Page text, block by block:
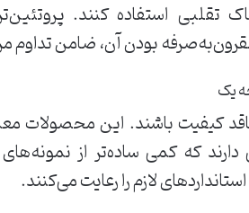
تقلبی استفاده کنند.
مقرون‌به‌صرفه بودن آن، ضامن
یک
کیفیت باشند. این محصولات
دارند که کمی ساده‌تر از
لازم را رعایت می‌کنند.